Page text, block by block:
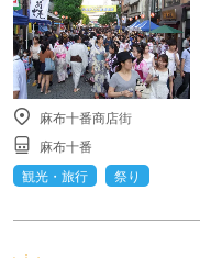
麻布十番商店街
麻布十番
観光・旅行
祭り